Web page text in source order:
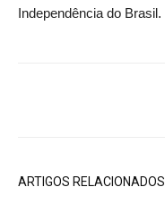
Independência do Brasil.
ARTIGOS RELACIONADOS